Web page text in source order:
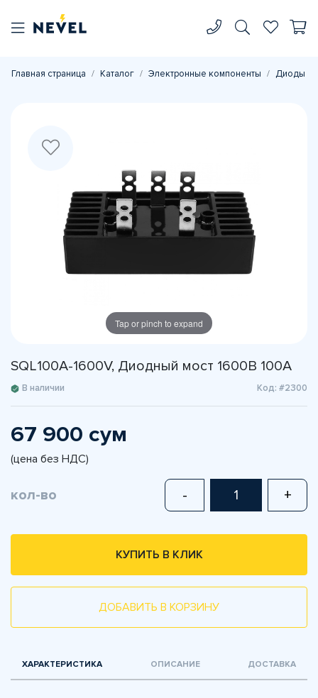
Главная страница Каталог Электронные компоненты Диоды
Tap or pinch to expand
SQL100A-1600V, Диодный мост 1600В 100А
В наличии Код: #2300
67 900 сум
(цена без НДС)
кол-во - +
КУПИТЬ В КЛИК
ДОБАВИТЬ В КОРЗИНУ
ХАРАКТЕРИСТИКА ОПИСАНИЕ ДОСТАВКА